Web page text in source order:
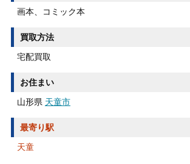
画本、コミック本
買取方法
宅配買取
お住まい
山形県 天童市
最寄り駅
天童